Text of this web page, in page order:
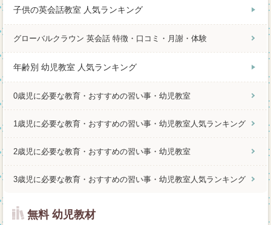
子供の英会話教室 人気ランキング
グローバルクラウン 英会話 特徴・口コミ・月謝・体験
年齢別 幼児教室 人気ランキング
0歳児に必要な教育・おすすめの習い事・幼児教室
1歳児に必要な教育・おすすめの習い事・幼児教室人気ランキング
2歳児に必要な教育・おすすめの習い事・幼児教室
3歳児に必要な教育・おすすめの習い事・幼児教室人気ランキング
無料 幼児教材